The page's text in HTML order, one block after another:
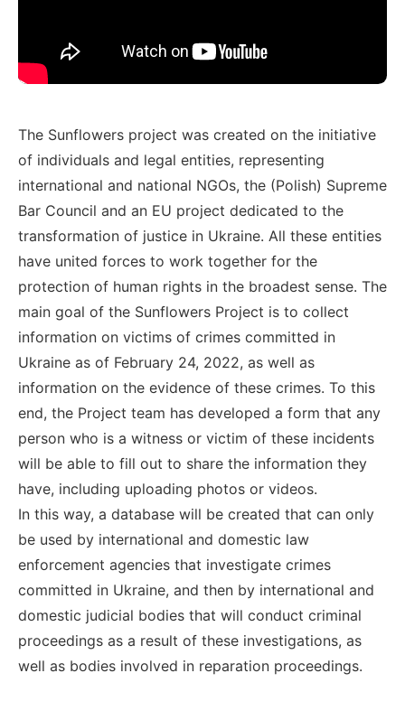
The Sunflowers project was created on the initiative
of individuals and legal entities, representing
international and national NGOs, the (Polish) Supreme
Bar Council and an EU project dedicated to the
transformation of justice in Ukraine. All these entities
have united forces to work together for the
protection of human rights in the broadest sense. The
main goal of the Sunflowers Project is to collect
information on victims of crimes committed in
Ukraine as of February 24, 2022, as well as
information on the evidence of these crimes. To this
end, the Project team has developed a form that any
person who is a witness or victim of these incidents
will be able to fill out to share the information they
have, including uploading photos or videos.
In this way, a database will be created that can only
be used by international and domestic law
enforcement agencies that investigate crimes
committed in Ukraine, and then by international and
domestic judicial bodies that will conduct criminal
proceedings as a result of these investigations, as
well as bodies involved in reparation proceedings.